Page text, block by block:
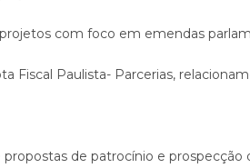
projetos com foco em emendas
Fiscal Paulista- Parcerias,
propostas de patrocínio e